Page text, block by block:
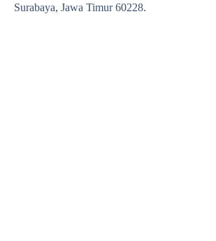
Surabaya, Jawa Timur 60228.